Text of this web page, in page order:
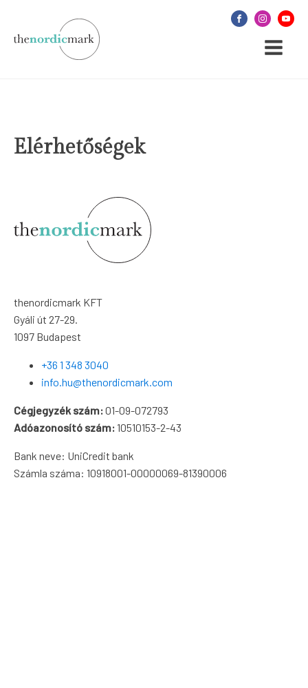
Elérhetőségek
thenordicmark KFT
Gyáli út 27-29.
1097 Budapest
+36 1 348 3040
info.hu@thenordicmark.com
Cégjegyzék szám:01-09-072793
Adóazonosító szám:10510153-2-43
Bank neve: UniCredit bank
Számla száma: 10918001-00000069-81390006